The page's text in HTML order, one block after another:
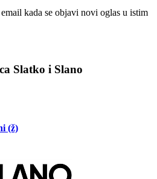
kada se objavi novi oglas u istim
Slatko i Slano
(ž)